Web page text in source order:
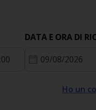
DATA E ORA DI
09/08/2026
Ho un